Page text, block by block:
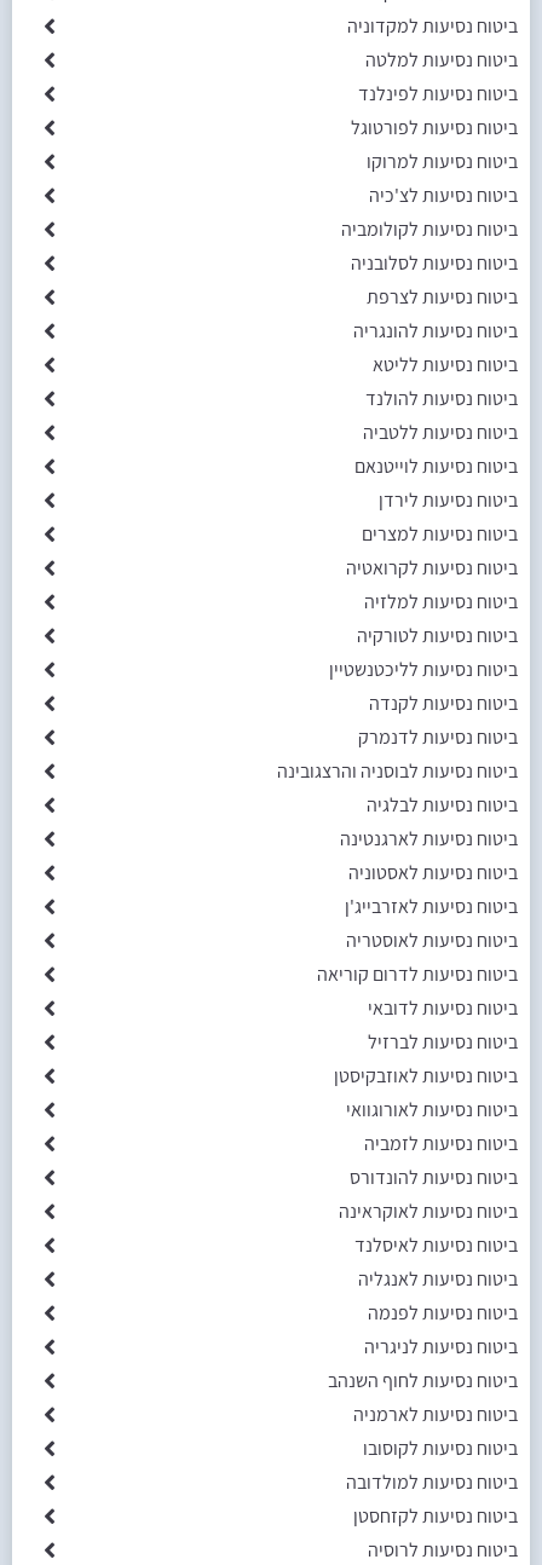
ביטוח נסיעות למקדוניה
ביטוח נסיעות למלטה
ביטוח נסיעות לפינלנד
ביטוח נסיעות לפורטוגל
ביטוח נסיעות למרוקו
ביטוח נסיעות לצ'כיה
ביטוח נסיעות לקולומביה
ביטוח נסיעות לסלובניה
ביטוח נסיעות לצרפת
ביטוח נסיעות להונגריה
ביטוח נסיעות לליטא
ביטוח נסיעות להולנד
ביטוח נסיעות ללטביה
ביטוח נסיעות לוייטנאם
ביטוח נסיעות לירדן
ביטוח נסיעות למצרים
ביטוח נסיעות לקרואטיה
ביטוח נסיעות למלזיה
ביטוח נסיעות לטורקיה
ביטוח נסיעות לליכטנשטיין
ביטוח נסיעות לקנדה
ביטוח נסיעות לדנמרק
ביטוח נסיעות לבוסניה והרצגובינה
ביטוח נסיעות לבלגיה
ביטוח נסיעות לארגנטינה
ביטוח נסיעות לאסטוניה
ביטוח נסיעות לאזרבייג'ן
ביטוח נסיעות לאוסטריה
ביטוח נסיעות לדרום קוריאה
ביטוח נסיעות לדובאי
ביטוח נסיעות לברזיל
ביטוח נסיעות לאוזבקיסטן
ביטוח נסיעות לאורוגוואי
ביטוח נסיעות לזמביה
ביטוח נסיעות להונדורס
ביטוח נסיעות לאוקראינה
ביטוח נסיעות לאיסלנד
ביטוח נסיעות לאנגליה
ביטוח נסיעות לפנמה
ביטוח נסיעות לניגריה
ביטוח נסיעות לחוף השנהב
ביטוח נסיעות לארמניה
ביטוח נסיעות לקוסובו
ביטוח נסיעות למולדובה
ביטוח נסיעות לקזחסטן
ביטוח נסיעות לרוסיה